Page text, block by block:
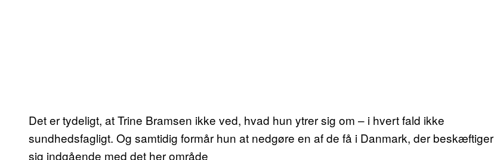
Det er tydeligt, at Trine Bramsen ikke ved, hvad hun ytrer sig om – i hvert fald ikke
sundhedsfagligt. Og samtidig formår hun at nedgøre en af de få i Danmark, der beskæftiger
sig indgående med det her område